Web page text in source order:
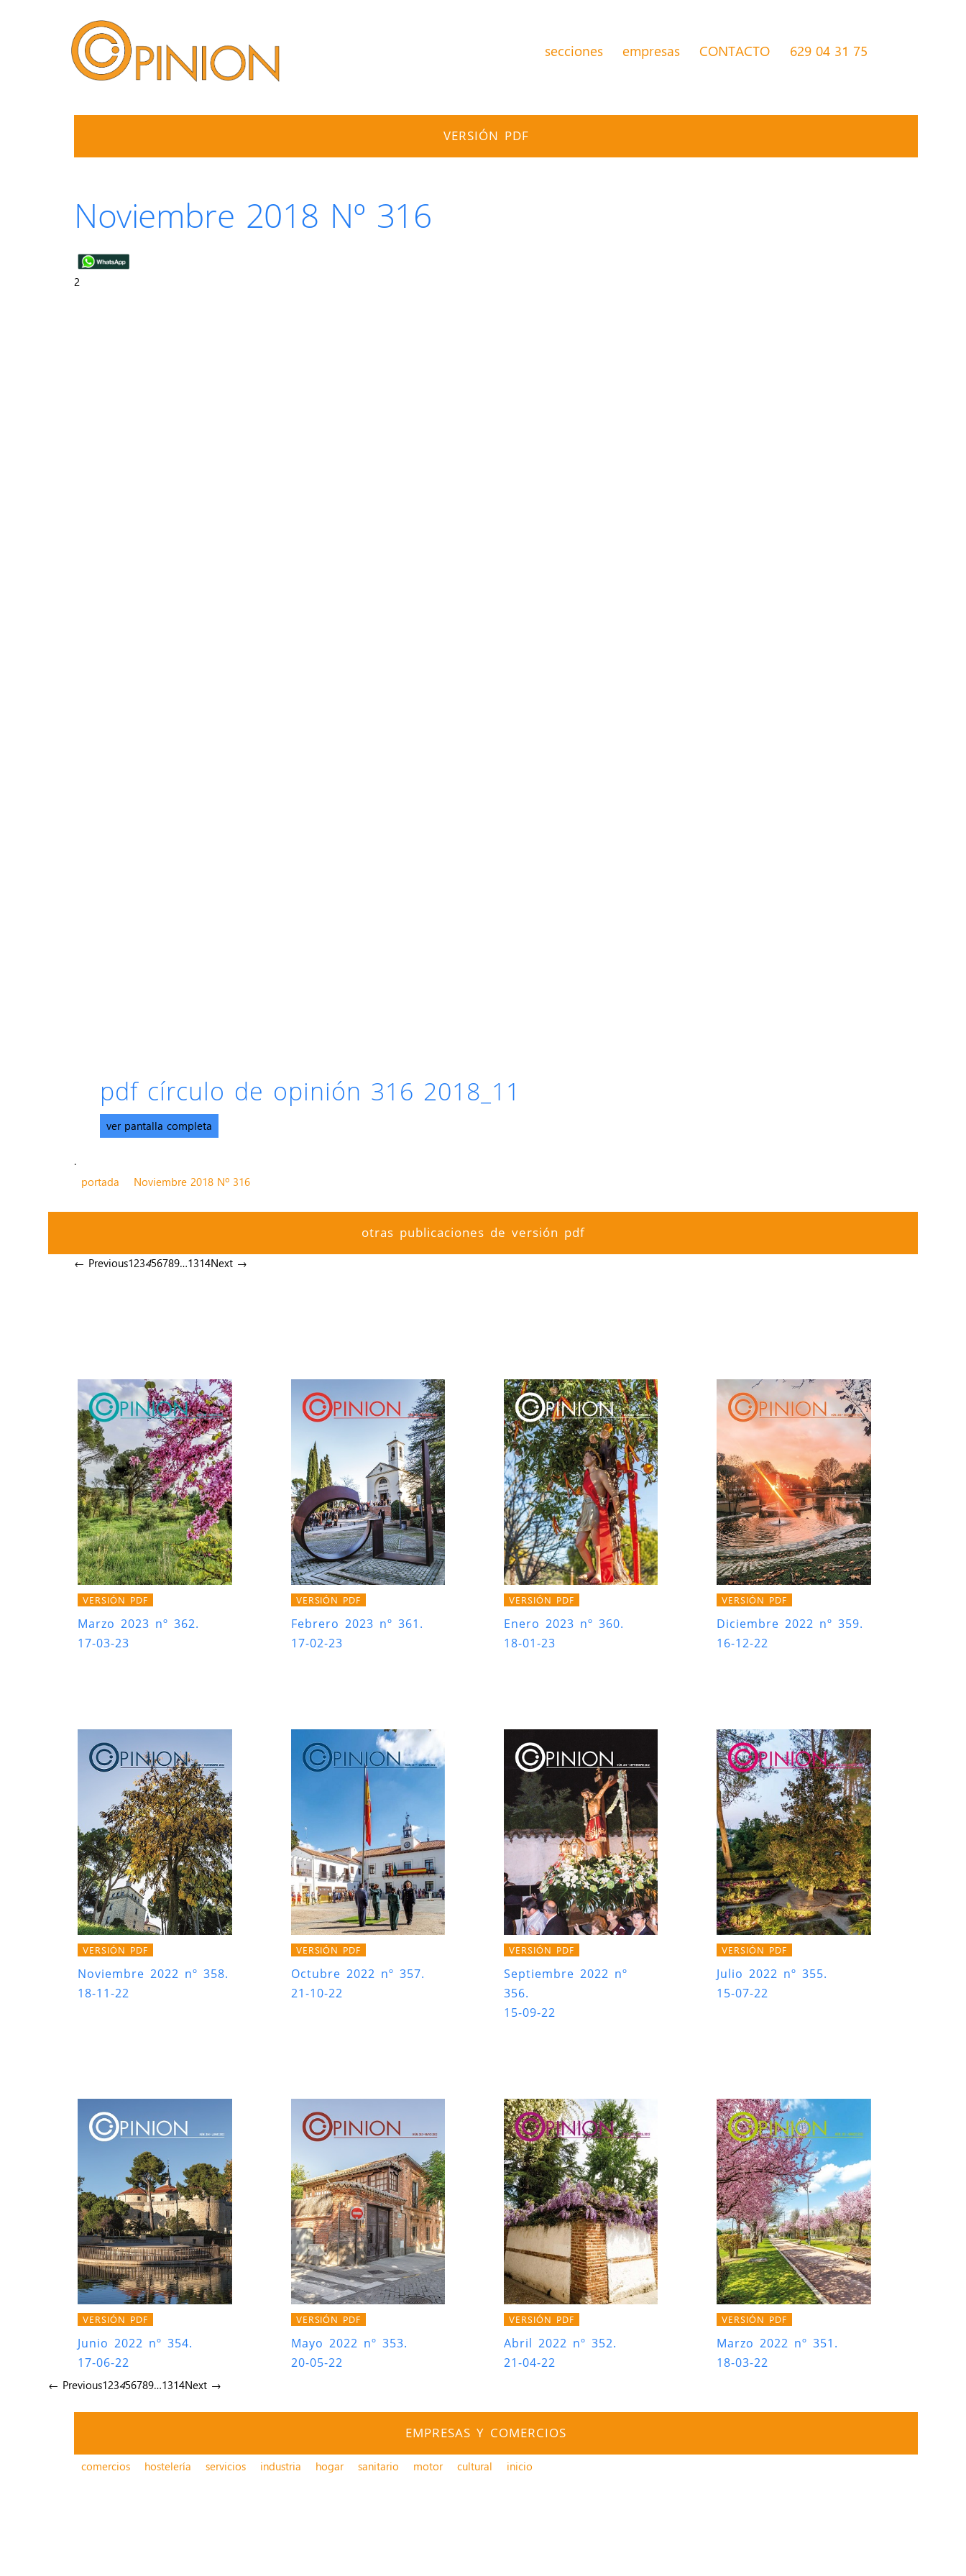
secciones empresas CONTACTO 629 04 31 75
VERSIÓN PDF
Noviembre 2018 Nº 316
2
pdf círculo de opinión 316 2018_11
ver pantalla completa
.
portada
Noviembre 2018 Nº 316
otras publicaciones de versión pdf
← Previous123456789…1314Next →
VERSIÓN PDF
Marzo 2023 nº 362.
17-03-23
VERSIÓN PDF
Febrero 2023 nº 361.
17-02-23
VERSIÓN PDF
Enero 2023 nº 360.
18-01-23
VERSIÓN PDF
Diciembre 2022 nº 359.
16-12-22
VERSIÓN PDF
Noviembre 2022 nº 358.
18-11-22
VERSIÓN PDF
Octubre 2022 nº 357.
21-10-22
VERSIÓN PDF
Septiembre 2022 nº
356.
15-09-22
VERSIÓN PDF
Julio 2022 nº 355.
15-07-22
VERSIÓN PDF
Junio 2022 nº 354.
17-06-22
VERSIÓN PDF
Mayo 2022 nº 353.
20-05-22
VERSIÓN PDF
Abril 2022 nº 352.
21-04-22
VERSIÓN PDF
Marzo 2022 nº 351.
18-03-22
← Previous123456789…1314Next →
EMPRESAS Y COMERCIOS
comercios hostelería servicios industria hogar sanitario motor cultural inicio